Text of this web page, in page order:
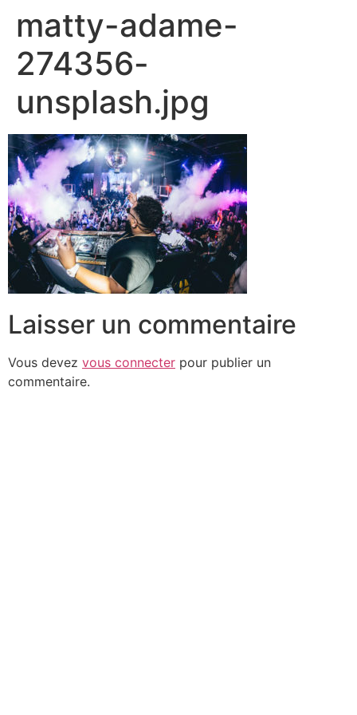
matty-adame-
274356-
unsplash.jpg
Laisser un commentaire
Vous devez vous connecter pour publier un
commentaire.